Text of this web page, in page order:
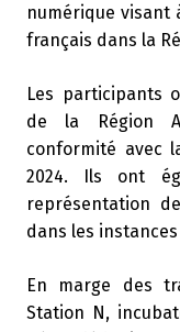
numérique visant
français dans la
Les participants
de la Région
conformité avec
2024. Ils ont
représentation
dans les instances
En marge des
Station N,